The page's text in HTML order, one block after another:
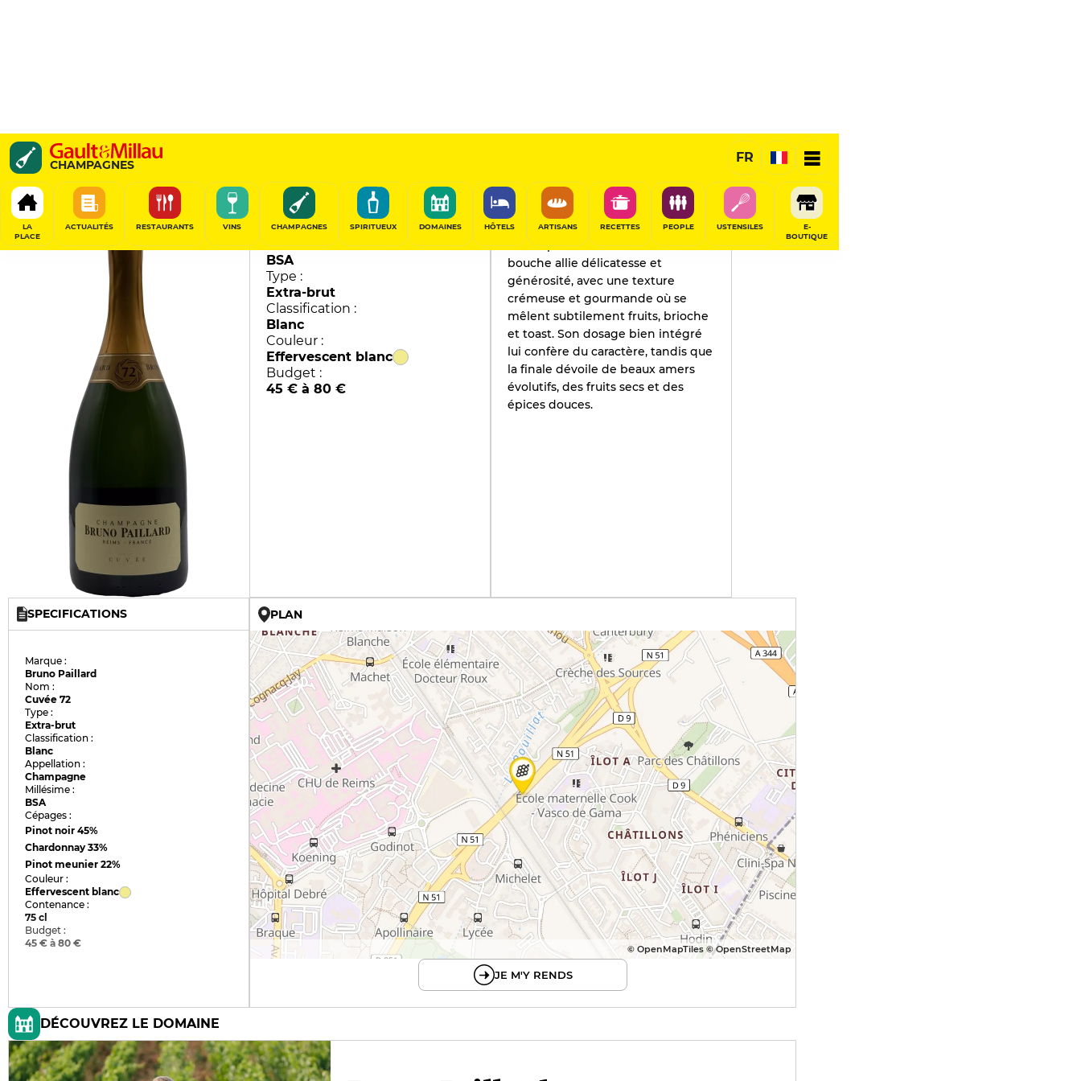
CHAMPAGNES
FR
LA
PLACE
ACTUALITÉS RESTAURANTS VINS CHAMPAGNES SPIRITUEUX DOMAINES HÔTELS ARTISANS RECETTES PEOPLE USTENSILES
E-
BOUTIQUE
Cuvée 72
Bruno Paillard
PARTAGER
87/100
Champagne
Millésime :
BSA
Type :
Extra-brut
Classification :
Blanc
Couleur :
Effervescent blanc
Budget :
45 € à 80 €
L'AVIS DE GAULT&MILLAU
2026
Ce vin présente un nez discret. La
bouche allie délicatesse et
générosité, avec une texture
crémeuse et gourmande où se
mêlent subtilement fruits, brioche
et toast. Son dosage bien intégré
lui confère du caractère, tandis que
la finale dévoile de beaux amers
évolutifs, des fruits secs et des
épices douces.
SPECIFICATIONS
Marque :
Bruno Paillard
Nom :
Cuvée 72
Type :
Extra-brut
Classification :
Blanc
Appellation :
Champagne
Millésime :
BSA
Cépages :
Pinot noir45%
Chardonnay33%
Pinot meunier22%
Couleur :
Effervescent blanc
Contenance :
75 cl
Budget :
45 € à 80 €
PLAN
© OpenMapTiles © OpenStreetMap
JE M'Y RENDS
DÉCOUVREZ LE DOMAINE